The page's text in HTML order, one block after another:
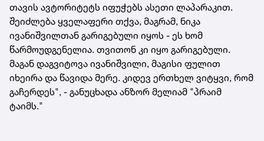
თავის ავტორიტეტს იფუჭებს ასეთი ლაპარაკით.
შეიძლება ყველაფერი თქვა, მაგრამ, ნიკა
ივანიშვილთან გარიგებული იყოს - ეს ხომ
წარმოუდგენელია. თვითონ კი იყო გარიგებული.
მაგან დაგვიტოვა ივანიშვილი, მაგისი ფულით
იხეირა და წავიდა მერე. კიდევ ერთხელ ვიტყვი, რომ
გაჩერდეს", - განუცხადა ანზორ მელიამ "პრაიმ
ტაიმს."